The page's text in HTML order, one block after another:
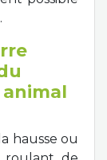
hausse ou